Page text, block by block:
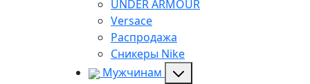
UNDER ARMOUR
Versace
Распродажа
Сникеры Nike
Мужчинам